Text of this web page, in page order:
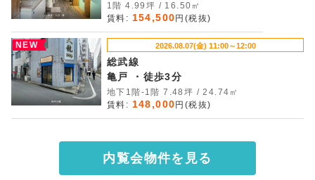
1階 4.99坪 / 16.50㎡
賃料: 154,500 円(税抜)
NEW 2026.08.07(金) 11:00～12:00
総武線
亀戸 ・徒歩3分
地下1階-1階 7.48坪 / 24.74㎡
賃料: 148,000 円(税抜)
内覧会物件を見る